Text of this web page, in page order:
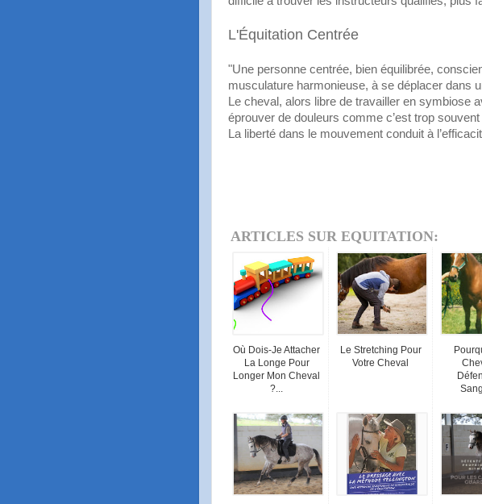
L'Équitation Centrée
"Une personne centrée, bien équilibrée,
musculature harmonieuse, à se déplacer dans
Le cheval, alors libre de travailler en symbiose
éprouver de douleurs comme c’est trop
La liberté dans le mouvement conduit à
ARTICLES SUR EQUITATION:
Où Dois-Je Attacher
La Longe Pour
Longer Mon Cheval
?...
Le Stretching Pour
Votre Cheval